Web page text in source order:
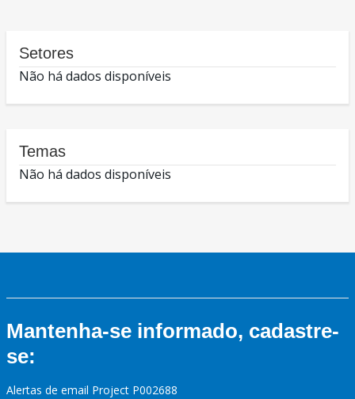
Setores
Não há dados disponíveis
Temas
Não há dados disponíveis
Mantenha-se informado, cadastre-
se:
Alertas de email Project P002688